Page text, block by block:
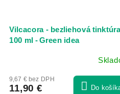
Vilcacora - bezliehová
100 ml - Green idea
produktu
9,67 € bez DPH
11,90 € Do